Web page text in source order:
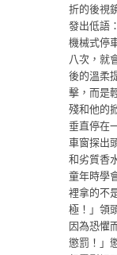
折的後視
發出低語
機械式停
八次，就
後的溫柔
擊，而是
殘和他的
垂直停在
車窗探出
和劣質香
童年時學
裡拿的不
極！」領
因為恐懼
懲罰！」